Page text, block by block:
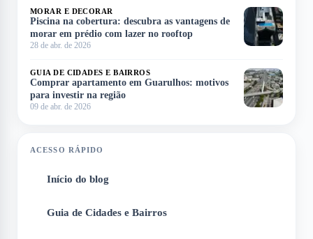
MORAR E DECORAR
Piscina na cobertura: descubra as vantagens de
morar em prédio com lazer no rooftop
28 de abr. de 2026
GUIA DE CIDADES E BAIRROS
Comprar apartamento em Guarulhos: motivos
para investir na região
09 de abr. de 2026
ACESSO RÁPIDO
Início do blog
Guia de Cidades e Bairros